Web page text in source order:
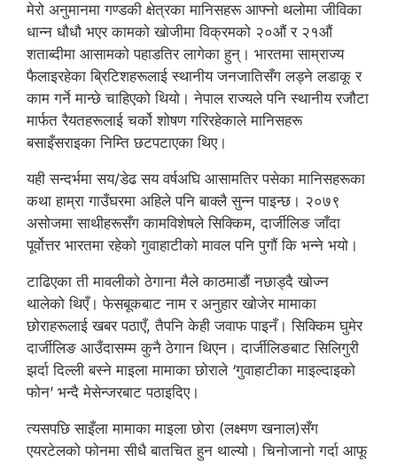
मेरो अनुमानमा गण्डकी क्षेत्रका मानिसहरू आफ्नो थलोमा जीविका
धान्न धौधौ भएर कामको खोजीमा विक्रमको २०औं र २१औं
शताब्दीमा आसामको पहाडतिर लागेका हुन्। भारतमा साम्राज्य
फैलाइरहेका ब्रिटिशहरूलाई स्थानीय जनजातिसँग लड्ने लडाकू र
काम गर्ने मान्छे चाहिएको थियो। नेपाल राज्यले पनि स्थानीय रजौटा
मार्फत रैयतहरूलाई चर्को शोषण गरिरहेकाले मानिसहरू
बसाइँसराइका निम्ति छटपटाएका थिए।
यही सन्दर्भमा सय/डेढ सय वर्षअघि आसामतिर पसेका मानिसहरूका
कथा हाम्रा गाउँघरमा अहिले पनि बाक्लै सुन्न पाइन्छ। २०७९
असोजमा साथीहरूसँग कामविशेषले सिक्किम, दार्जीलिङ जाँदा
पूर्वोत्तर भारतमा रहेको गुवाहाटीको मावल पनि पुगौं कि भन्ने भयो।
टाढिएका ती मावलीको ठेगाना मैले काठमाडौं नछाड्दै खोज्न
थालेको थिएँ। फेसबूकबाट नाम र अनुहार खोजेर मामाका
छोराहरूलाई खबर पठाएँ, तैपनि केही जवाफ पाइनँ। सिक्किम घुमेर
दार्जीलिङ आउँदासम्म कुनै ठेगान थिएन। दार्जीलिङबाट सिलिगुरी
झर्दा दिल्ली बस्ने माइला मामाका छोराले ‘गुवाहाटीका माइल्दाइको
फोन’ भन्दै मेसेन्जरबाट पठाइदिए।
त्यसपछि साइँला मामाका माइला छोरा (लक्ष्मण खनाल)सँग
एयरटेलको फोनमा सीधै बातचित हुन थाल्यो। चिनोजानो गर्दा आफू